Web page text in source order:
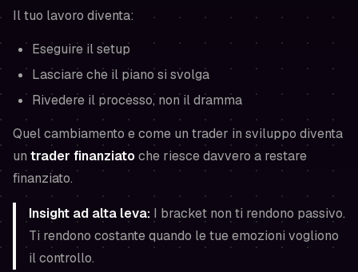
Il tuo lavoro diventa:
Eseguire il setup
Lasciare che il piano si svolga
Rivedere il processo, non il dramma
Quel cambiamento e come un trader in sviluppo diventa
un trader finanziatoche riesce davvero a restare
finanziato.
Insight ad alta leva: I bracket non ti rendono passivo.
Ti rendono costante quando le tue emozioni vogliono
il controllo.